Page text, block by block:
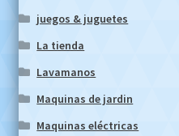
juegos & juguetes
La tienda
Lavamanos
Maquinas de jardin
Maquinas eléctricas